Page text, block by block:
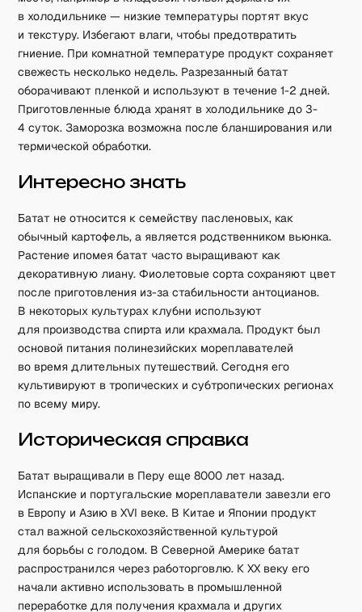
в холодильнике — низкие температуры портят вкус
и текстуру. Избегают влаги, чтобы предотвратить
гниение. При комнатной температуре продукт сохраняет
свежесть несколько недель. Разрезанный батат
оборачивают пленкой и используют в течение 1-2 дней.
Приготовленные блюда хранят в холодильнике до 3-
4 суток. Заморозка возможна после бланширования или
термической обработки.
Интересно знать
Батат не относится к семейству пасленовых, как
обычный картофель, а является родственником вьюнка.
Растение ипомея батат часто выращивают как
декоративную лиану. Фиолетовые сорта сохраняют цвет
после приготовления из-за стабильности антоцианов.
В некоторых культурах клубни используют
для производства спирта или крахмала. Продукт был
основой питания полинезийских мореплавателей
во время длительных путешествий. Сегодня его
культивируют в тропических и субтропических регионах
по всему миру.
Историческая справка
Батат выращивали в Перу еще 8000 лет назад.
Испанские и португальские мореплаватели завезли его
в Европу и Азию в XVI веке. В Китае и Японии продукт
стал важной сельскохозяйственной культурой
для борьбы с голодом. В Северной Америке батат
распространился через работорговлю. К XX веку его
начали активно использовать в промышленной
переработке для получения крахмала и других